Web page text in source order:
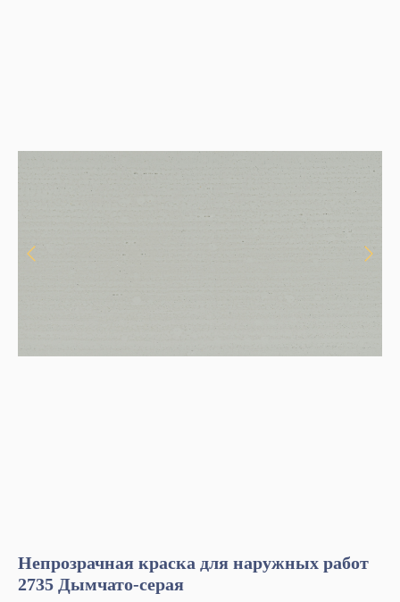
Непрозрачная краска для наружных работ
2735 Дымчато-серая